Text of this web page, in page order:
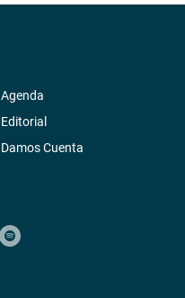
Agenda
Editorial
Damos Cuenta